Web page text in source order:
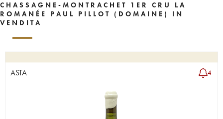
CHASSAGNE-MONTRACHET 1ER CRU LA
ROMANÉE PAUL PILLOT (DOMAINE) IN
VENDITA
ASTA 4